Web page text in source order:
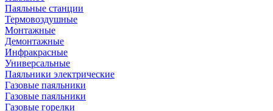
Паяльные станции
Термовоздушные
Монтажные
Демонтажные
Инфракрасные
Универсальные
Паяльники электрические
Газовые паяльники
Газовые паяльники
Газовые горелки